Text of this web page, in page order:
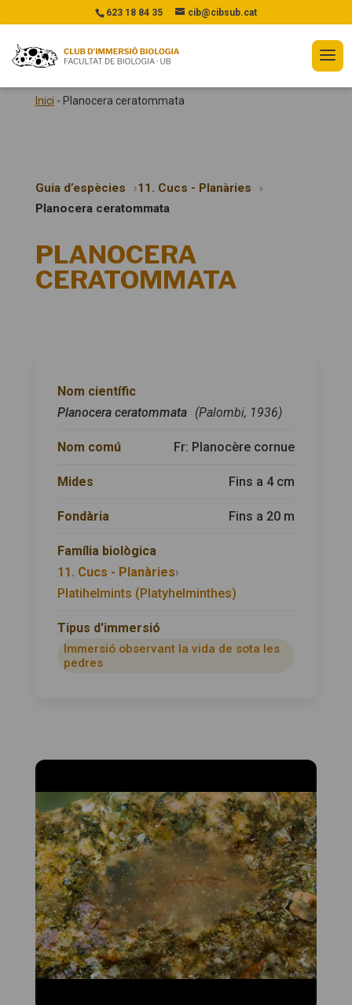
623 18 84 35 cib@cibsub.cat
Inici - Planocera ceratommata
Guia d’espècies
11. Cucs - Planàries
Planocera ceratommata
PLANOCERA
CERATOMMATA
Nom científic
Planocera ceratommata (Palombi, 1936)
Nom comú Fr: Planocère cornue
Mides Fins a 4 cm
Fondària Fins a 20 m
Família biològica
11. Cucs - Planàries›
Platihelmints (Platyhelminthes)
Tipus d'immersió
Immersió observant la vida de sota les
pedres